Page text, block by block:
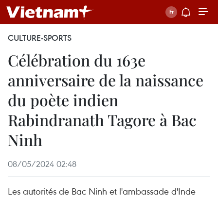
CULTURE-SPORTS
Célébration du 163e
anniversaire de la naissance
du poète indien
Rabindranath Tagore à Bac
Ninh
08/05/2024 02:48
Les autorités de Bac Ninh et l'ambassade d'Inde